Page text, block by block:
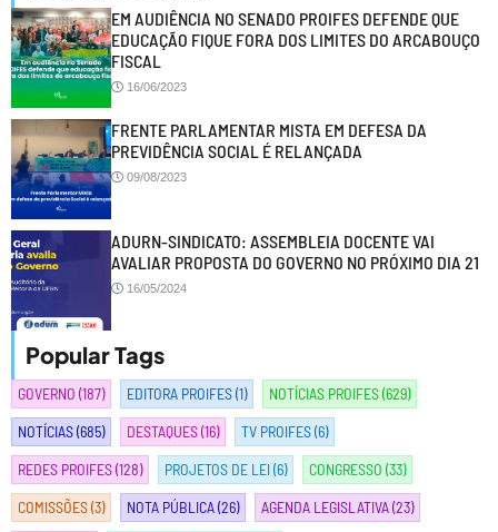
EM AUDIÊNCIA NO SENADO PROIFES DEFENDE QUE
EDUCAÇÃO FIQUE FORA DOS LIMITES DO ARCABOUÇO
FISCAL
16/06/2023
FRENTE PARLAMENTAR MISTA EM DEFESA DA
PREVIDÊNCIA SOCIAL É RELANÇADA
09/08/2023
ADURN-SINDICATO: ASSEMBLEIA DOCENTE VAI
AVALIAR PROPOSTA DO GOVERNO NO PRÓXIMO DIA 21
16/05/2024
Popular Tags
GOVERNO (187) EDITORA PROIFES(1) NOTÍCIAS PROIFES(629)
NOTÍCIAS(685) DESTAQUES(16) TV PROIFES(6)
REDES PROIFES(128) PROJETOS DE LEI(6) CONGRESSO (33)
COMISSÕES(3) NOTA PÚBLICA(26) AGENDA LEGISLATIVA(23)